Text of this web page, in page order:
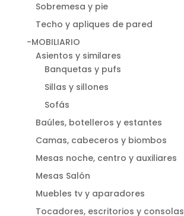
Sobremesa y pie
Techo y apliques de pared
-MOBILIARIO
Asientos y similares
Banquetas y pufs
Sillas y sillones
Sofás
Baúles, botelleros y estantes
Camas, cabeceros y biombos
Mesas noche, centro y auxiliares
Mesas Salón
Muebles tv y aparadores
Tocadores, escritorios y consolas